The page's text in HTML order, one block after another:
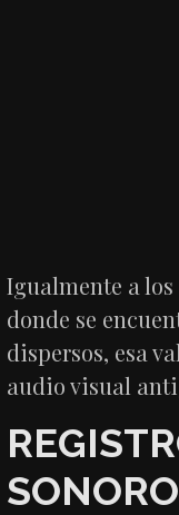
Igualmente a
donde se
dispersos, esa
audio visual